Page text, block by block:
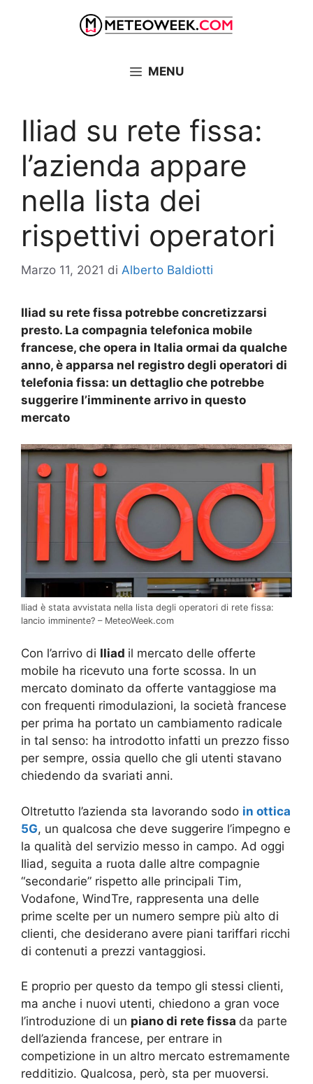
MENU
Iliad su rete fissa:
l’azienda appare
nella lista dei
rispettivi operatori
Marzo 11, 2021 di Alberto Baldiotti
Iliad su rete fissa potrebbe concretizzarsi
presto. La compagnia telefonica mobile
francese, che opera in Italia ormai da qualche
anno, è apparsa nel registro degli operatori di
telefonia fissa: un dettaglio che potrebbe
suggerire l’imminente arrivo in questo
mercato
Iliad è stata avvistata nella lista degli operatori di rete fissa:
lancio imminente? – MeteoWeek.com
Con l’arrivo di Iliad il mercato delle offerte
mobile ha ricevuto una forte scossa. In un
mercato dominato da offerte vantaggiose ma
con frequenti rimodulazioni, la società francese
per prima ha portato un cambiamento radicale
in tal senso: ha introdotto infatti un prezzo fisso
per sempre, ossia quello che gli utenti stavano
chiedendo da svariati anni.
Oltretutto l’azienda sta lavorando sodo in ottica
5G, un qualcosa che deve suggerire l’impegno e
la qualità del servizio messo in campo. Ad oggi
Iliad, seguita a ruota dalle altre compagnie
“secondarie” rispetto alle principali Tim,
Vodafone, WindTre, rappresenta una delle
prime scelte per un numero sempre più alto di
clienti, che desiderano avere piani tariffari ricchi
di contenuti a prezzi vantaggiosi.
E proprio per questo da tempo gli stessi clienti,
ma anche i nuovi utenti, chiedono a gran voce
l’introduzione di un piano di rete fissa da parte
dell’azienda francese, per entrare in
competizione in un altro mercato estremamente
redditizio. Qualcosa, però, sta per muoversi.